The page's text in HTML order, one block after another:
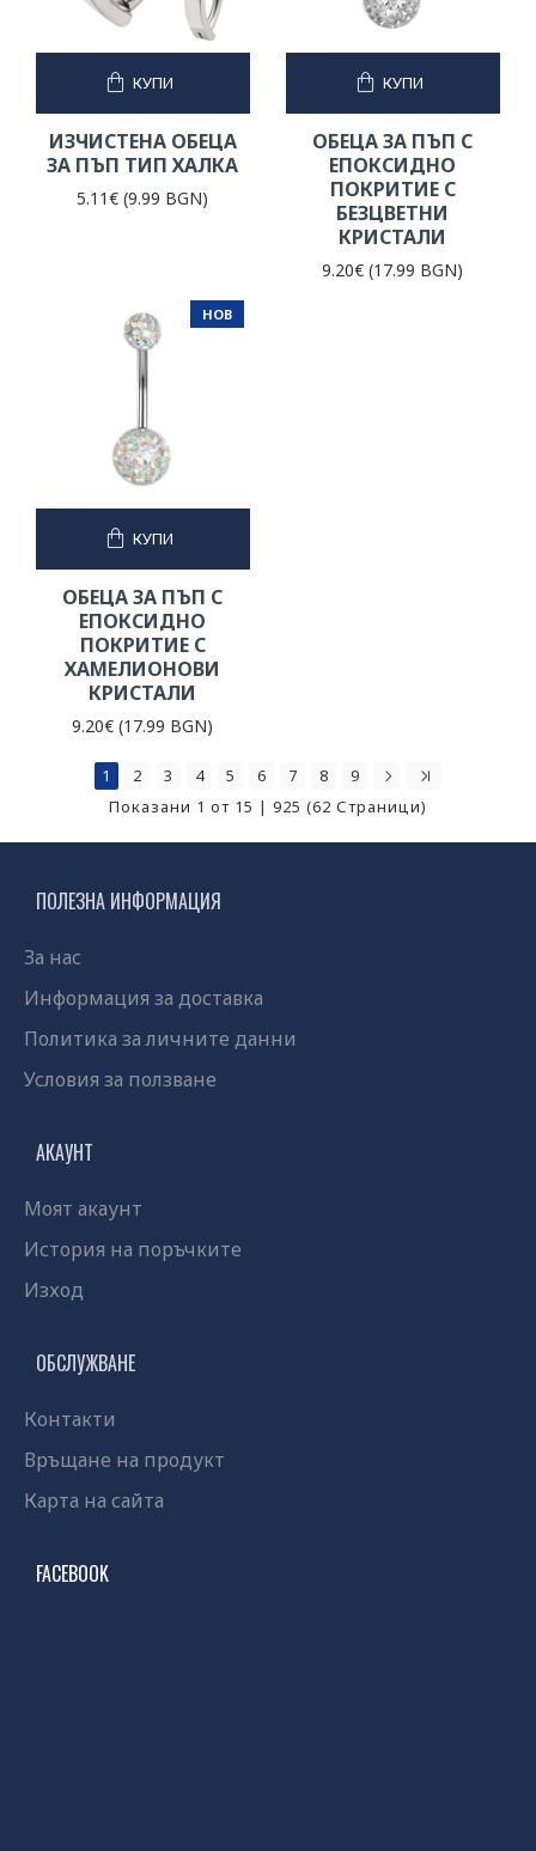
ИЗЧИСТЕНА ОБЕЦА
ЗА ПЪП ТИП ХАЛКА
5.11€ (9.99 BGN)
КУПИ
ОБЕЦА ЗА ПЪП С
ЕПОКСИДНО
ПОКРИТИЕ С
БЕЗЦВЕТНИ
КРИСТАЛИ
9.20€ (17.99 BGN)
КУПИ
НОВ
ОБЕЦА ЗА ПЪП С
ЕПОКСИДНО
ПОКРИТИЕ С
ХАМЕЛИОНОВИ
КРИСТАЛИ
9.20€ (17.99 BGN)
КУПИ
1 2 3 4 5 6 7 8
9
Показани 1 от 15 | 925 (62 Страници)
ПОЛЕЗНА ИНФОРМАЦИЯ
За нас
Информация за доставка
Политика за личните данни
Условия за ползване
АКАУНТ
Моят акаунт
История на поръчките
Изход
ОБСЛУЖВАНЕ
Контакти
Връщане на продукт
Карта на сайта
FACEBOOK